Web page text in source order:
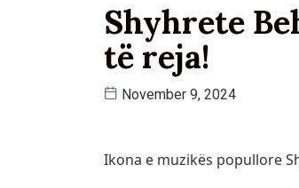
Shyhrete
të reja!
November 9, 2024
Ikona e muzikës popullore